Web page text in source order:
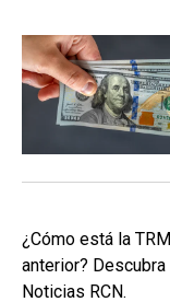
¿Cómo está la
anterior?
Noticias RCN.